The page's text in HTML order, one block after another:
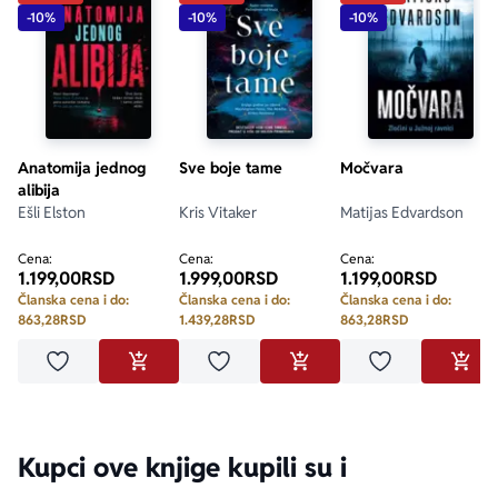
-10%
Anatomija jednog
alibija
Ešli Elston
Cena:
1.199,00RSD
Članska cena i do:
863,28RSD
Dodaj u omiljeneDODAJ U KORPU
-10%
Sve boje tame
Kris Vitaker
Cena:
1.999,00RSD
Članska cena i do:
1.439,28RSD
Dodaj u omiljeneDODAJ U KORPU
-10%
Močvara
Matijas Edvardson
Cena:
1.199,00RSD
Članska cena i do:
863,28RSD
Dodaj u
Kupci ove knjige kupili su i